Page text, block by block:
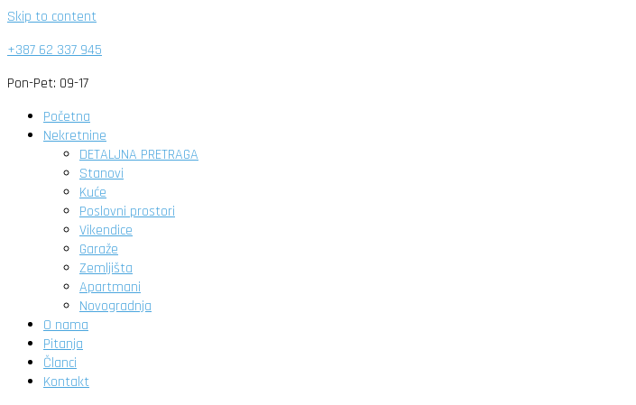
Skip to content
+387 62 337 945
Pon-Pet: 09-17
Početna
Nekretnine
DETALJNA PRETRAGA
Stanovi
Kuće
Poslovni prostori
Vikendice
Garaže
Zemljišta
Apartmani
Novogradnja
O nama
Pitanja
Članci
Kontakt